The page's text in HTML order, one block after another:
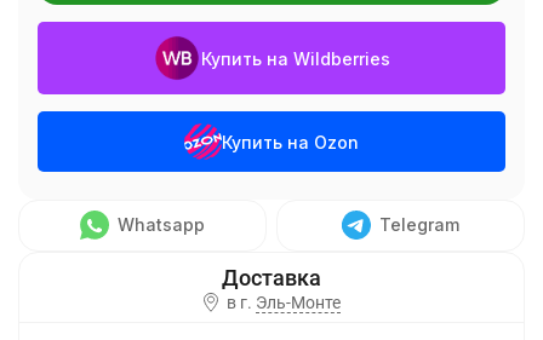
Купить на Wildberries
Купить на Ozon
Whatsapp Telegram
в г. Эль-Монте